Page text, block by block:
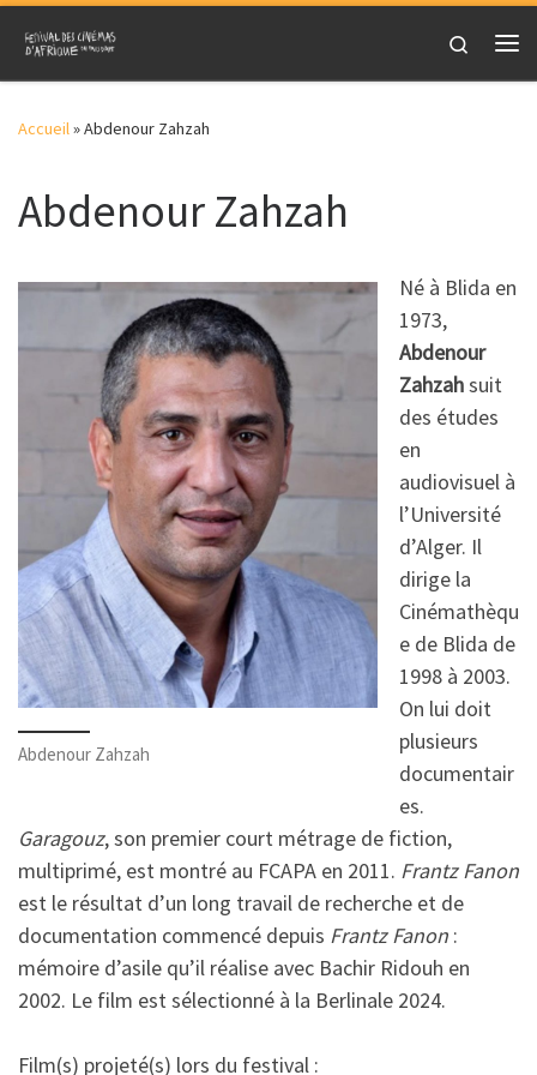
Skip to content
Search
Accueil»Abdenour Zahzah
Abdenour Zahzah
Abdenour Zahzah
Né à Blida en
1973,
Abdenour
Zahzahsuit
des études
en
audiovisuel à
l’Université
d’Alger. Il
dirige la
Cinémathèqu
e de Blida de
1998 à 2003.
On lui doit
plusieurs
documentair
es.
Garagouz, son premier court métrage de fiction,
multiprimé, est montré au FCAPA en 2011. Frantz Fanon
est le résultat d’un long travail de recherche et de
documentation commencé depuis Frantz Fanon :
mémoire d’asile qu’il réalise avec Bachir Ridouh en
2002. Le film est sélectionné à la Berlinale 2024.
Film(s) projeté(s) lors du festival :